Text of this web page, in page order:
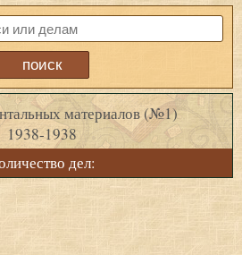
материалов (№1)
1938-1938
дел: